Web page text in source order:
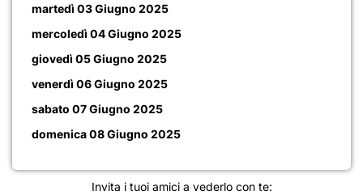
martedì 03 Giugno 2025
mercoledì 04 Giugno 2025
giovedì 05 Giugno 2025
venerdì 06 Giugno 2025
sabato 07 Giugno 2025
domenica 08 Giugno 2025
Invita i tuoi amici a vederlo con te: